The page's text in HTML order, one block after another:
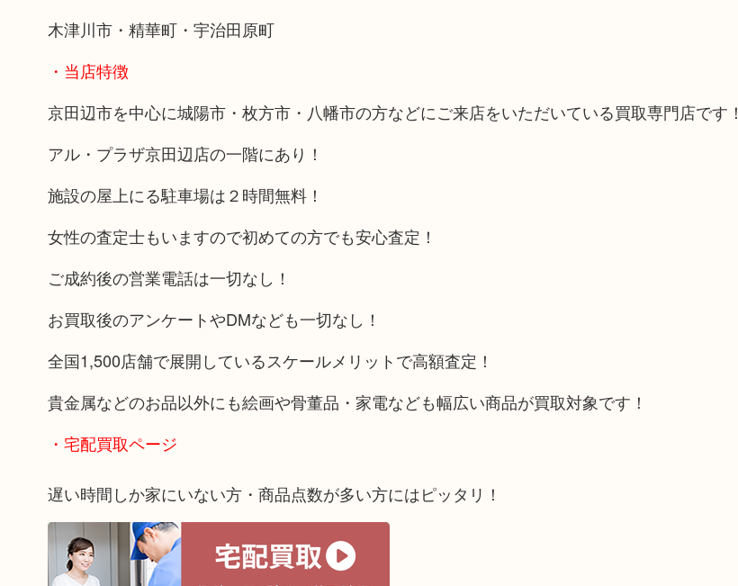
木津川市・精華町・宇治田原町
・当店特徴
京田辺市を中心に城陽市・枚方市・八幡市の方などにご来店をいただいている買取専門店です！
アル・プラザ京田辺店の一階にあり！
施設の屋上にる駐車場は２時間無料！
女性の査定士もいますので初めての方でも安心査定！
ご成約後の営業電話は一切なし！
お買取後のアンケートやDMなども一切なし！
全国1,500店舗で展開しているスケールメリットで高額査定！
貴金属などのお品以外にも絵画や骨董品・家電なども幅広い商品が買取対象です！
・宅配買取ページ
遅い時間しか家にいない方・商品点数が多い方にはピッタリ！